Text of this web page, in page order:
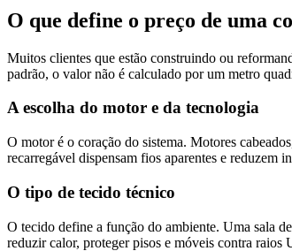
O que define o preço de uma
Muitos clientes que estão construindo ou
padrão, o valor não é calculado por um metro
A escolha do motor e da tecnologia
O motor é o coração do sistema. Motores
recarregável dispensam fios aparentes e reduzem
O tipo de tecido técnico
O tecido define a função do ambiente. Uma sala
reduzir calor, proteger pisos e móveis contra raios